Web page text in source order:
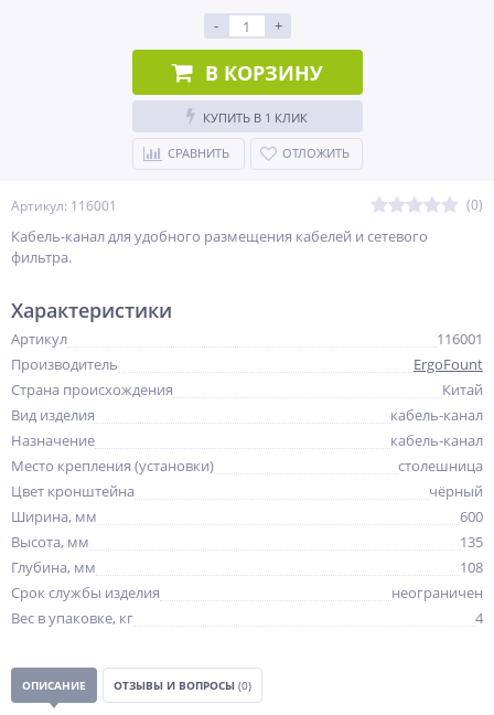
Артикул: 116001 (0)
Кабель-канал для удобного размещения кабелей и сетевого
фильтра.
- +
В КОРЗИНУ
КУПИТЬ В 1 КЛИК
СРАВНИТЬ ОТЛОЖИТЬ
Характеристики
Артикул
116001
Производитель
ErgoFount
Страна происхождения
Китай
Вид изделия
кабель-канал
Назначение
кабель-канал
Место крепления (установки)
столешница
Цвет кронштейна
чёрный
Ширина, мм
600
Высота, мм
135
Глубина, мм
108
Срок службы изделия
неограничен
Вес в упаковке, кг
4
ОПИСАНИЕ ОТЗЫВЫ И ВОПРОСЫ (0)